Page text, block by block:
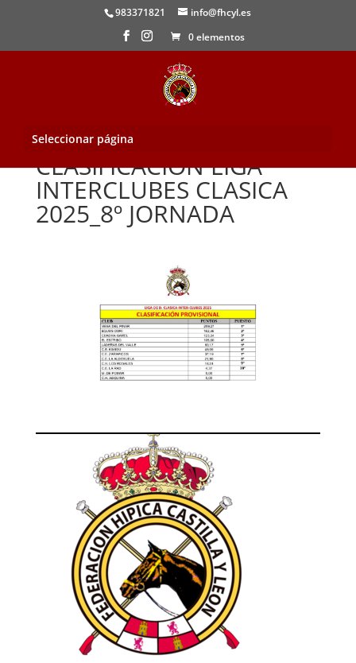
983371821
info@fhcyl.es
0 elementos
Seleccionar página
CLASIFICACION LIGA
INTERCLUBES CLASICA
2025_8º JORNADA